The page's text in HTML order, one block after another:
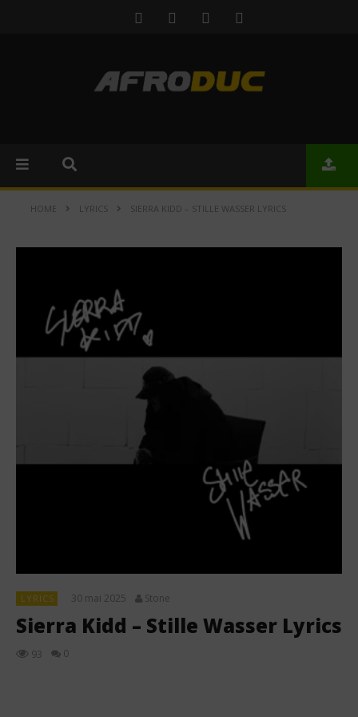
HOME LYRICS SIERRA KIDD – STILLE WASSER LYRICS
LYRICS 30 mai 2025 Stone
Sierra Kidd – Stille Wasser Lyrics
93 0